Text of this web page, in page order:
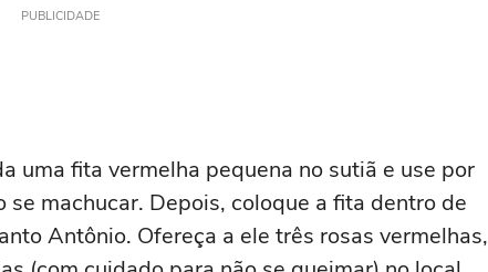
PUBLICIDADE
uma fita vermelha pequena no sutiã e use por
machucar. Depois, coloque a fita dentro de
Antônio. Ofereça a ele três rosas vermelhas,